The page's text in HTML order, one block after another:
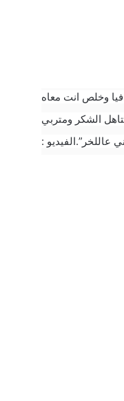
وخلص انت معاه
الشكر ومتربي
عاللخر”.الفيديو :